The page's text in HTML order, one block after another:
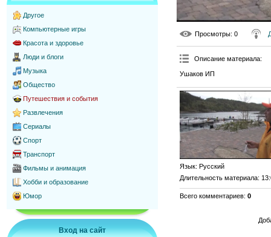
Другое
Компьютерные игры
Красота и здоровье
Люди и блоги
Музыка
Общество
Путешествия и события
Развлечения
Сериалы
Спорт
Транспорт
Фильмы и анимация
Хобби и образование
Юмор
Вход на сайт
Просмотры: 0
Описание материала:
Ушаков ИП
Язык: Русский
Длительность материала:
Всего комментариев: 0